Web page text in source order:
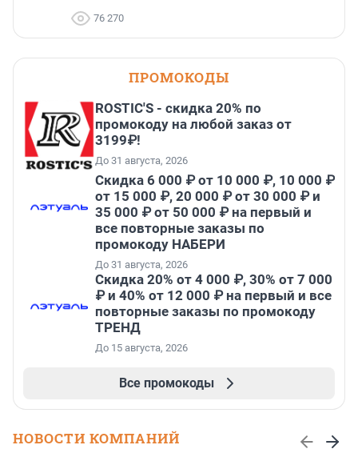
76 270
ПРОМОКОДЫ
ROSTIC'S - скидка 20% по
промокоду на любой заказ от
3199₽!
До 31 августа, 2026
Скидка 6 000 ₽ от 10 000 ₽, 10 000 ₽
от 15 000 ₽, 20 000 ₽ от 30 000 ₽ и
35 000 ₽ от 50 000 ₽ на первый и
все повторные заказы по
промокоду НАБЕРИ
До 31 августа, 2026
Скидка 20% от 4 000 ₽, 30% от 7 000
₽ и 40% от 12 000 ₽ на первый и все
повторные заказы по промокоду
ТРЕНД
До 15 августа, 2026
Все промокоды
НОВОСТИ КОМПАНИЙ